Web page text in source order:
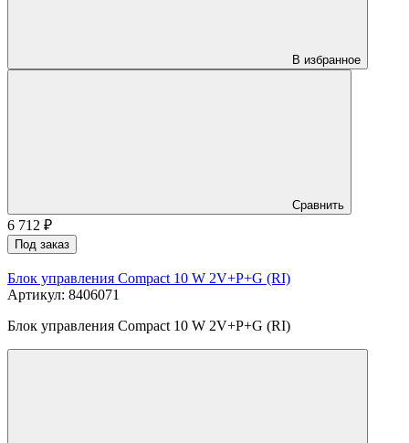
В избранное
Сравнить
6 712 ₽
Под заказ
Блок управления Compact 10 W 2V+P+G (RI)
Артикул: 8406071
Блок управления Compact 10 W 2V+P+G (RI)